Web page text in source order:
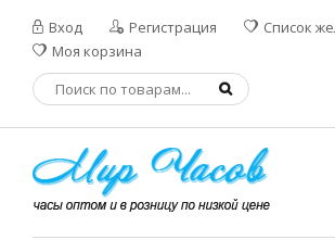
Вход Регистрация
Список
Моя корзина